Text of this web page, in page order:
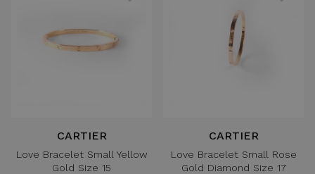
CARTIER
Love Bracelet Small Yellow
Gold Size 15
CARTIER
Love Bracelet Small Rose
Gold Diamond Size 17